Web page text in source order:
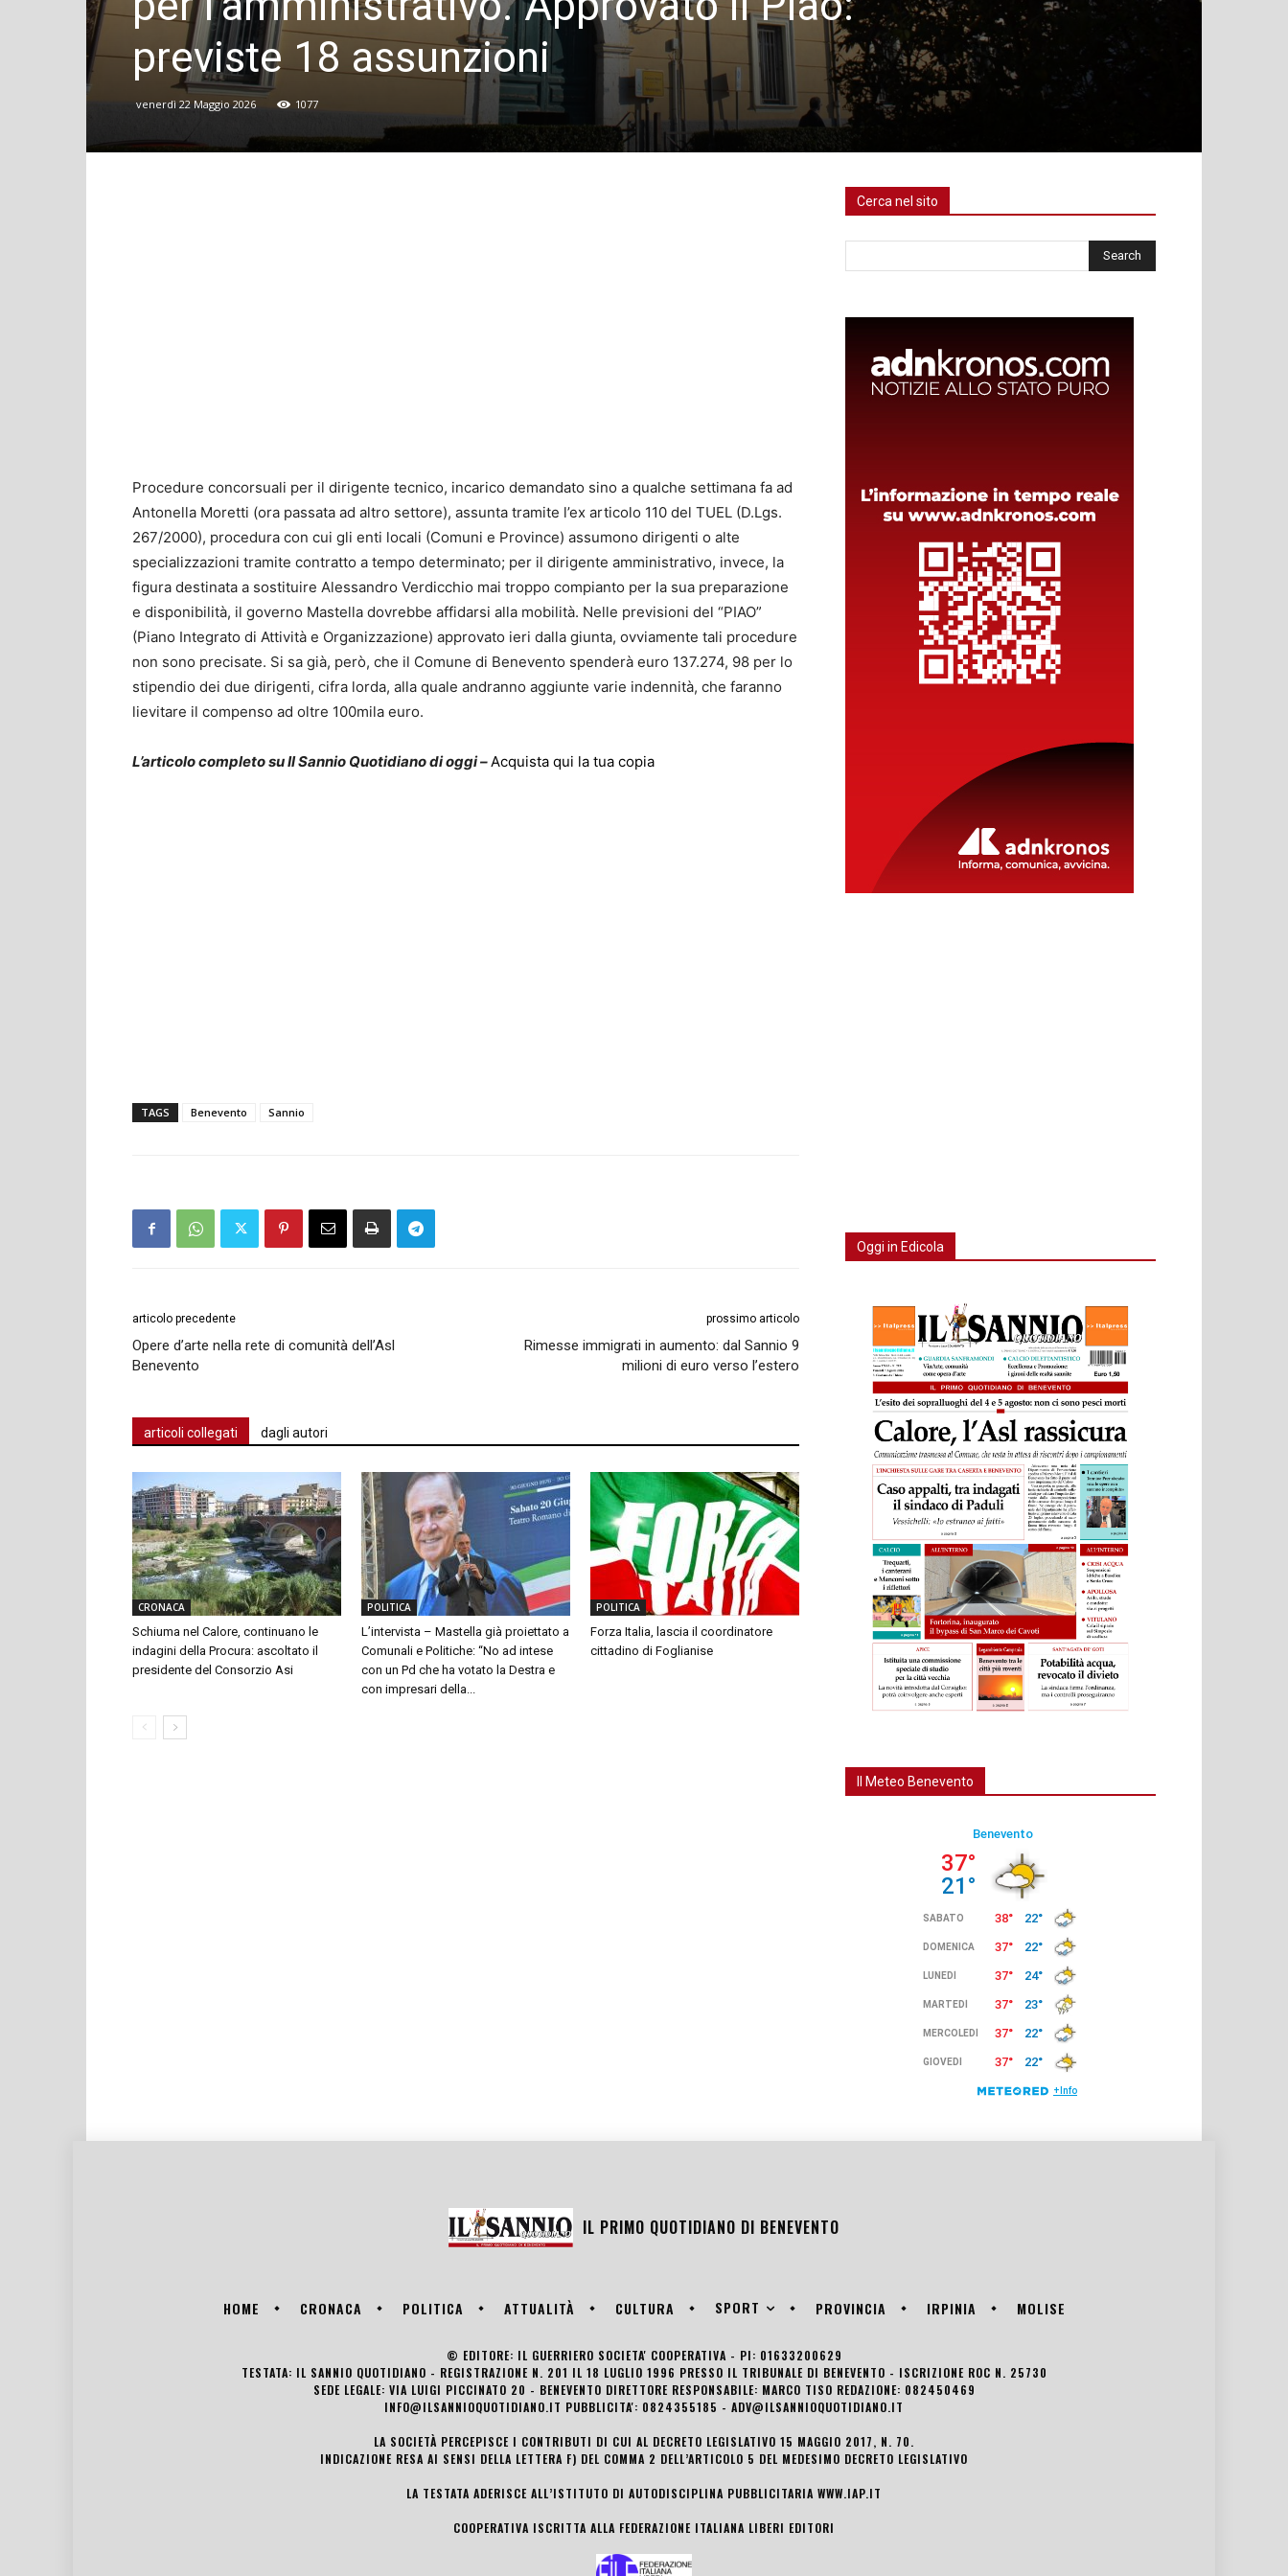
previste 18 assunzioni
venerdì 22 Maggio 2026 1077
Procedure concorsuali per il dirigente tecnico, incarico demandato sino a qualche settimana fa ad
Antonella Moretti (ora passata ad altro settore), assunta tramite l’ex articolo 110 del TUEL (D.Lgs.
267/2000), procedura con cui gli enti locali (Comuni e Province) assumono dirigenti o alte
specializzazioni tramite contratto a tempo determinato; per il dirigente amministrativo, invece, la
figura destinata a sostituire Alessandro Verdicchio mai troppo compianto per la sua preparazione
e disponibilità, il governo Mastella dovrebbe affidarsi alla mobilità. Nelle previsioni del “PIAO”
(Piano Integrato di Attività e Organizzazione) approvato ieri dalla giunta, ovviamente tali procedure
non sono precisate. Si sa già, però, che il Comune di Benevento spenderà euro 137.274, 98 per lo
stipendio dei due dirigenti, cifra lorda, alla quale andranno aggiunte varie indennità, che faranno
lievitare il compenso ad oltre 100mila euro.
L’articolo completo su Il Sannio Quotidiano di oggi –Acquista qui la tua copia
TAGS Benevento Sannio
articolo precedente
Opere d’arte nella rete di comunità dell’Asl
Benevento
prossimo articolo
Rimesse immigrati in aumento: dal Sannio 9
milioni di euro verso l’estero
articoli collegati dagli autori
CRONACA
Schiuma nel Calore, continuano le
indagini della Procura: ascoltato il
presidente del Consorzio Asi
POLITICA
L’intervista – Mastella già proiettato a
Comunali e Politiche: “No ad intese
con un Pd che ha votato la Destra e
con impresari della...
POLITICA
Forza Italia, lascia il coordinatore
cittadino di Foglianise
Cerca nel sito
Oggi in Edicola
Il Meteo Benevento
IL PRIMO QUOTIDIANO DI BENEVENTO
HOME CRONACA POLITICA ATTUALITÀ CULTURA SPORT PROVINCIA IRPINIA MOLISE
© EDITORE: IL GUERRIERO SOCIETA' COOPERATIVA - PI: 01633200629
TESTATA: IL SANNIO QUOTIDIANO - REGISTRAZIONE N. 201 IL 18 LUGLIO 1996 PRESSO IL TRIBUNALE DI BENEVENTO - ISCRIZIONE ROC N. 25730
SEDE LEGALE: VIA LUIGI PICCINATO 20 - BENEVENTO DIRETTORE RESPONSABILE: MARCO TISO REDAZIONE: 082450469
INFO@ILSANNIOQUOTIDIANO.IT PUBBLICITA': 0824355185 - ADV@ILSANNIOQUOTIDIANO.IT
LA SOCIETÀ PERCEPISCE I CONTRIBUTI DI CUI AL DECRETO LEGISLATIVO 15 MAGGIO 2017, N. 70.
INDICAZIONE RESA AI SENSI DELLA LETTERA F) DEL COMMA 2 DELL’ARTICOLO 5 DEL MEDESIMO DECRETO LEGISLATIVO
LA TESTATA ADERISCE ALL’ISTITUTO DI AUTODISCIPLINA PUBBLICITARIA WWW.IAP.IT
COOPERATIVA ISCRITTA ALLA FEDERAZIONE ITALIANA LIBERI EDITORI